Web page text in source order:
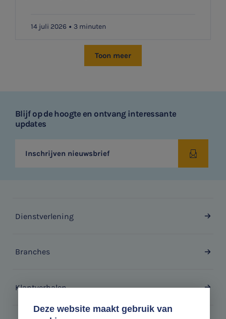
Deze website maakt gebruik van
14 juli 2026 3 minuten
Toon meer
Blijf op de hoogte en ontvang interessante
updates
Inschrijven nieuwsbrief
Dienstverlening
Branches
Klantverhalen